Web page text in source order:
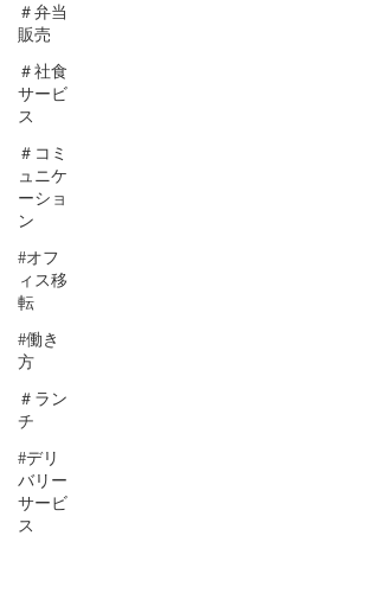
＃弁当
販売
＃社食
サービ
ス
＃コミ
ュニケ
ーショ
ン
#オフ
ィス移
転
#働き
方
＃ラン
チ
#デリ
バリー
サービ
ス